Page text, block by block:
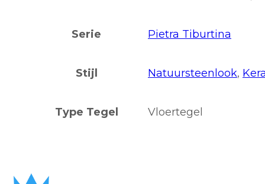
Serie Pietra Tiburtina
Stijl Natuursteenlook,
Type Tegel Vloertegel